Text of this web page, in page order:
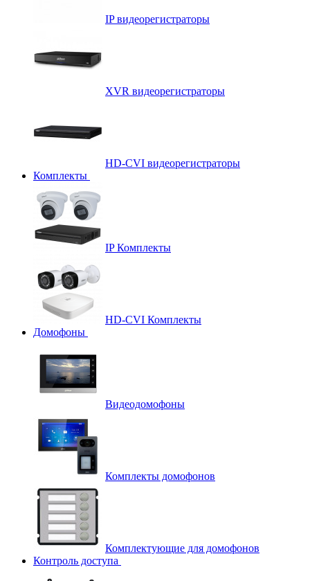
IP видеорегистраторы
XVR видеорегистраторы
HD-CVI видеорегистраторы
Комплекты
IP Комплекты
HD-CVI Комплекты
Домофоны
Видеодомофоны
Комплекты домофонов
Комплектующие для домофонов
Контроль доступа